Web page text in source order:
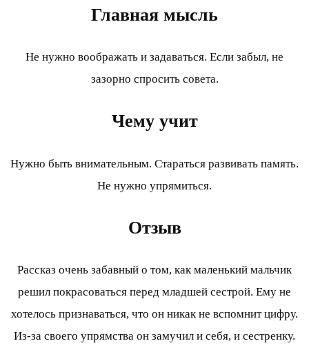
Главная мысль
Не нужно воображать и задаваться. Если забыл, не
зазорно спросить совета.
Чему учит
Нужно быть внимательным. Стараться развивать память.
Не нужно упрямиться.
Отзыв
Рассказ очень забавный о том, как маленький мальчик
решил покрасоваться перед младшей сестрой. Ему не
хотелось признаваться, что он никак не вспомнит цифру.
Из-за своего упрямства он замучил и себя, и сестренку.